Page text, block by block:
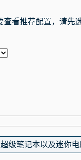
看推荐配置，请先
级笔记本以及迷你